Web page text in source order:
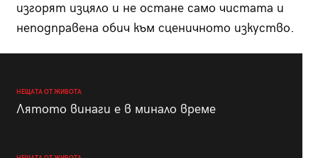
изгорят изцяло и не остане само чистата и
неподправена обич към сценичното изкуство.
НЕЩАТА ОТ ЖИВОТА
Лятото винаги е в минало време